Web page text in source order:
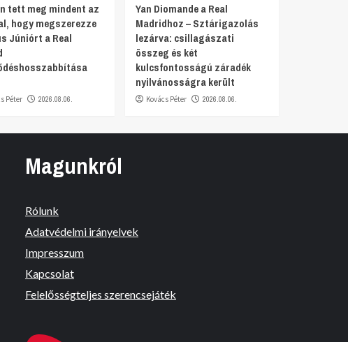
tett meg mindent az
hogy megszerezze
Júniórt a Real
Péter 2026.08.06.
Yan Diomande a Real
Madridhoz – Sztárigazolás
lezárva: csillagászati
összeg és két
kulcsfontosságú záradék
nyilvánosságra került
Kovács Péter 2026.08.06.
Magunkról
Rólunk
Adatvédelmi irányelvek
Impresszum
Kapcsolat
Felelősségteljes szerencsejáték